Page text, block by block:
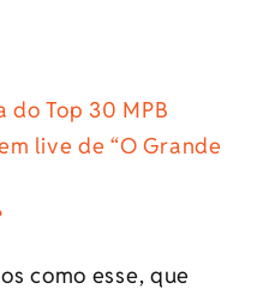
do Top 30 MPB
live de “O Grande
como esse, que